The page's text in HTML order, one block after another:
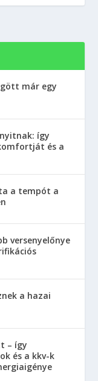
már egy
így
és a
a tempót a
versenyelőnye
a hazai
– így
és a kkv-k